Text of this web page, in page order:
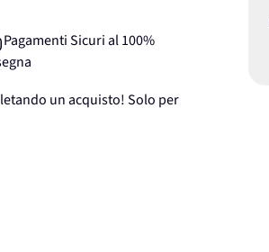
Pagamenti Sicuri al 100%
un acquisto! Solo per